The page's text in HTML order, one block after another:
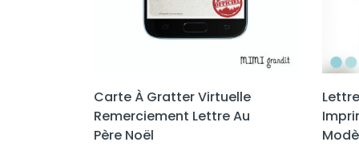
Carte À Gratter Virtuelle
Remerciement Lettre Au
Père Noël